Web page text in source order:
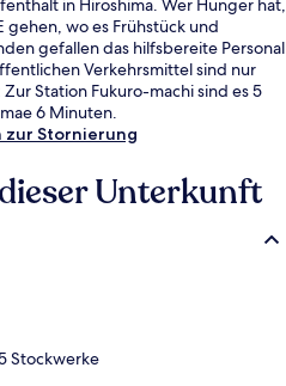
in Hiroshima. Wer Hunger hat,
gehen, wo es Frühstück und
gefallen das hilfsbereite Personal
Verkehrsmittel sind nur
Station Fukuro-machi sind es 5
6 Minuten.
zur Stornierung
Unterkunft
Stockwerke